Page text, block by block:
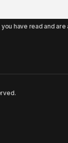
have read and